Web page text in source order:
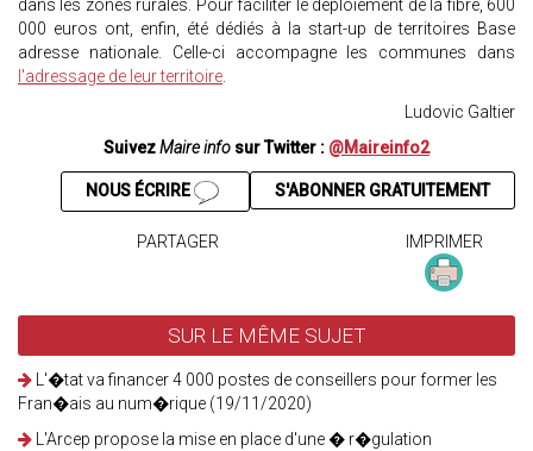
dans les zones rurales. Pour faciliter le déploiement de la fibre, 600
000 euros ont, enfin, été dédiés à la start-up de territoires Base
adresse nationale. Celle-ci accompagne les communes dans
l'adressage de leur territoire.
Ludovic Galtier
SuivezMaire info sur Twitter : @Maireinfo2
S'ABONNER GRATUITEMENT
NOUS ÉCRIRE
PARTAGER IMPRIMER
SUR LE MÊME SUJET
L'�tat va financer 4 000 postes de conseillers pour former les
Fran�ais au num�rique (19/11/2020)
L'Arcep propose la mise en place d'une � r�gulation